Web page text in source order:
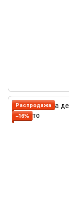
Распродажа
−16%